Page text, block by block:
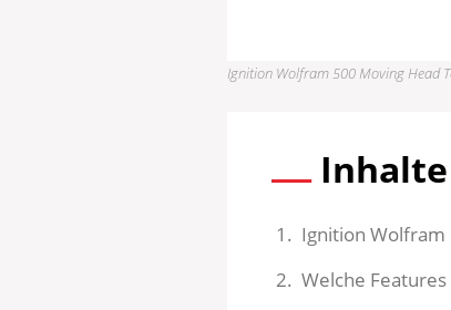
Ignition Wolfram 500 Moving Head
Inhalte
Ignition Wolfram
Welche